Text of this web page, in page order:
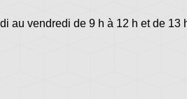
au vendredi de 9 h à 12 h et de